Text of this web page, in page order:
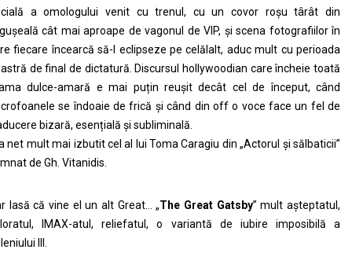
a omologului venit cu trenul, cu un covor roșu târât din
cât mai aproape de vagonul de VIP, și scena fotografiilor în
fiecare încearcă să-l eclipseze pe celălalt, aduc mult cu perioada
de final de dictatură. Discursul hollywoodian care încheie toată
dulce-amară e mai puțin reușit decât cel de început, când
se îndoaie de frică și când din off o voce face un fel de
bizară, esențială și subliminală.
net mult mai izbutit cel al lui Toma Caragiu din „Actorul și sălbaticii”
de Gh. Vitanidis.
lasă că vine el un alt Great… „The Great Gatsby” mult așteptatul,
IMAX-atul, reliefatul, o variantă de iubire imposibilă a
III.